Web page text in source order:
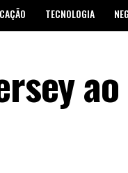
TECNOLOGIA